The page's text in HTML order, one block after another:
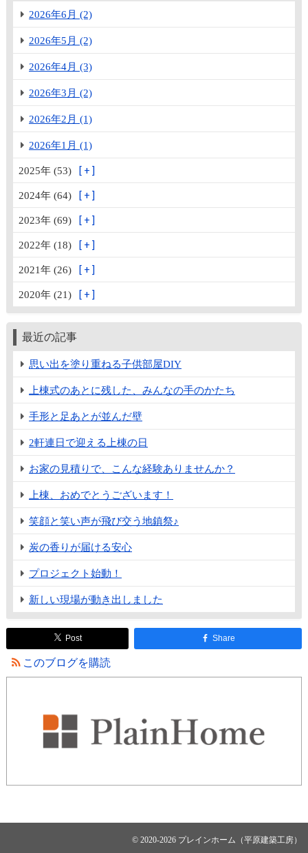
2026年6月 (2)
2026年5月 (2)
2026年4月 (3)
2026年3月 (2)
2026年2月 (1)
2026年1月 (1)
2025年 (53)
2024年 (64)
2023年 (69)
2022年 (18)
2021年 (26)
2020年 (21)
最近の記事
思い出を塗り重ねる子供部屋DIY
上棟式のあとに残した、みんなの手のかたち
手形と足あとが並んだ壁
2軒連日で迎える上棟の日
お家の見積りで、こんな経験ありませんか？
上棟、おめでとうございます！
笑顔と笑い声が飛び交う地鎮祭♪
炭の香りが届ける安心
プロジェクト始動！
新しい現場が動き出しました
Post Share
このブログを購読
© 2020-2026 プレインホーム（平原建築工房）